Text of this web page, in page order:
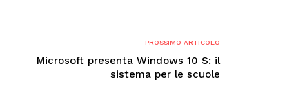
PROSSIMO ARTICOLO
Microsoft presenta Windows 10 S: il
sistema per le scuole